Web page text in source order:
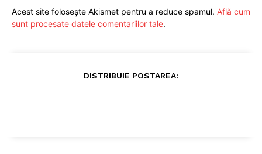
Acest site folosește Akismet pentru a reduce spamul. Află cum
sunt procesate datele comentariilor tale.
DISTRIBUIE POSTAREA: